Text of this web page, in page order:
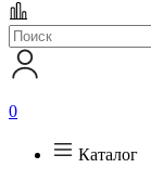
0
Каталог